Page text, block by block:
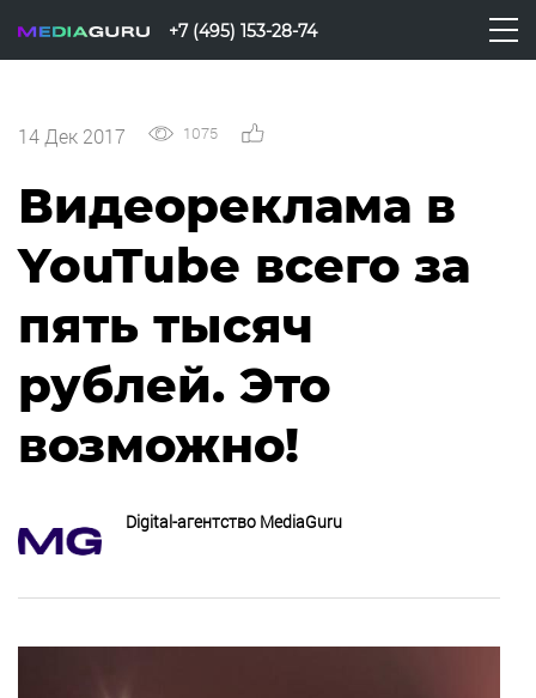
+7 (495) 153-28-74
14 Дек 2017 1075
Видеореклама в
YouTube всего за
пять тысяч
рублей. Это
возможно!
Digital-агентство MediaGuru